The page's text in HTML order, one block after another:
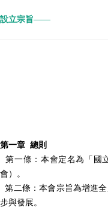
設立宗旨——
第一章 總則
第一條：本會定名為「國
會）。
第二條：本會宗旨為增進
步與發展。